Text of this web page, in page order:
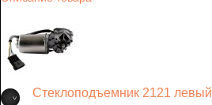
Стеклоподъемник 2121 левый